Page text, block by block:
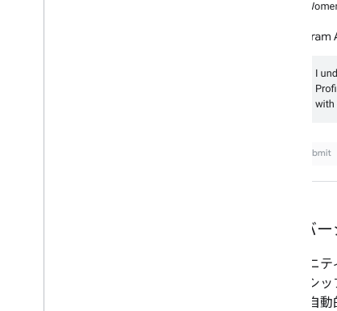
メンバ
コミュニ
ンバーシッ
ルから自